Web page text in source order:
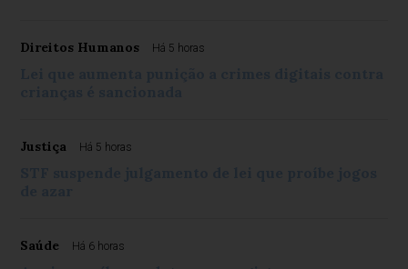
Direitos Humanos Há 5 horas
Justiça Há 5 horas
Saúde Há 6 horas